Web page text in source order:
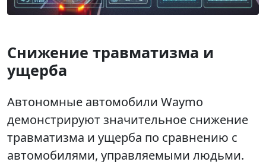
Снижение травматизма и
ущерба
Автономные автомобили Waymo
демонстрируют значительное снижение
травматизма и ущерба по сравнению с
автомобилями, управляемыми людьми.